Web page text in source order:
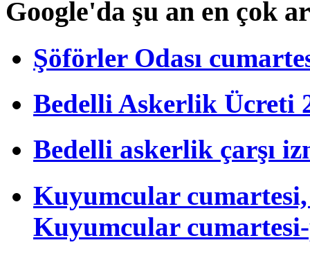
Google'da şu an en çok
Şöförler Odası
Bedelli Askerlik Ücreti
Bedelli askerlik çarşı
Kuyumcular cumartesi,
Kuyumcular